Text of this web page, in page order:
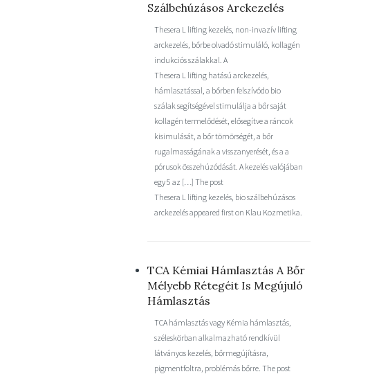
Szálbehúzásos Arckezelés
Thesera L lifting kezelés, non-invazív lifting
arckezelés, bőrbe olvadó stimuláló, kollagén
indukciós szálakkal. A
Thesera L lifting hatású arckezelés,
hámlasztással, a bőrben felszívódo bio
szálak segítségével stimulálja a bőr saját
kollagén termelődését, elősegítve a ráncok
kisimulását, a bőr tömörségét, a bőr
rugalmasságának a visszanyerését, és a a
pórusok összehúzódását. A kezelés valójában
egy 5 az […] The post
Thesera L lifting kezelés, bio szálbehúzásos
arckezelés appeared first on Klau Kozmetika.
TCA Kémiai Hámlasztás A Bőr
Mélyebb Rétegéit Is Megújuló
Hámlasztás
TCA hámlasztás vagy Kémia hámlasztás,
széleskörban alkalmazható rendkívül
látványos kezelés, bőrmegújításra,
pigmentfoltra, problémás bőrre. The post